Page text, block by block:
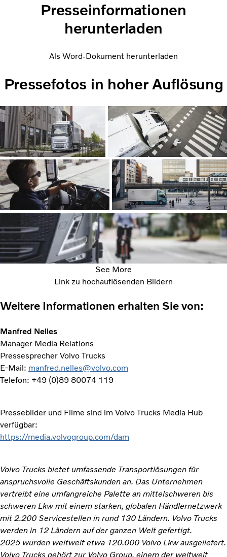
Presseinformationen
herunterladen
Als Word-Dokument herunterladen
Pressefotos in hoher Auflösung
See More
Link zu hochauflösenden Bildern
Weitere Informationen erhalten Sie von:
Manfred Nelles
Manager Media Relations
Pressesprecher Volvo Trucks
E-Mail: manfred.nelles@volvo.com
Telefon: +49 (0)89 80074 119
Pressebilder und Filme sind im Volvo Trucks Media Hub
verfügbar:
https://media.volvogroup.com/dam
Volvo Trucks bietet umfassende Transportlösungen für
anspruchsvolle Geschäftskunden an. Das Unternehmen
vertreibt eine umfangreiche Palette an mittelschweren bis
schweren Lkw mit einem starken, globalen Händlernetzwerk
mit 2.200 Servicestellen in rund 130 Ländern. Volvo Trucks
werden in 12 Ländern auf der ganzen Welt gefertigt.
2025 wurden weltweit etwa 120.000 Volvo Lkw ausgeliefert.
Volvo Trucks gehört zur Volvo Group, einem der weltweit